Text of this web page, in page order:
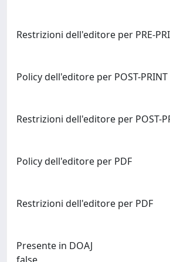
Restrizioni dell'editore per PRE-
Policy dell'editore per POST-PRINT
Restrizioni dell'editore per POST-
Policy dell'editore per PDF
Restrizioni dell'editore per PDF
Presente in DOAJ